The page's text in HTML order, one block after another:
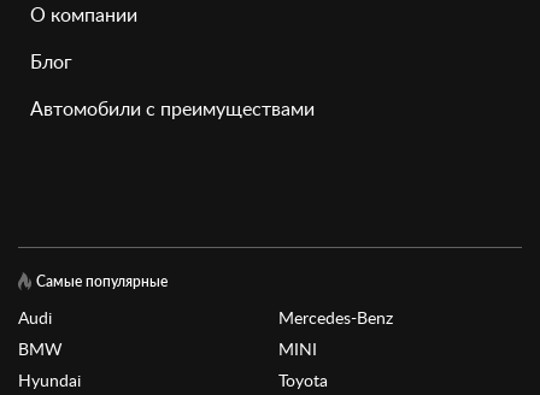
О компании
Блог
Автомобили с преимуществами
Самые популярные
Audi
BMW
Hyundai
Mercedes-Benz
MINI
Toyota